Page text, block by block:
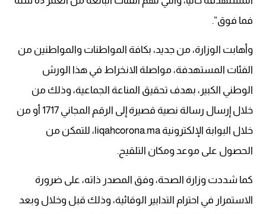
فما فوق”.
وأهابت الوزارة، من جديد، بكافة المواطنات والمواطنين من
الفئات المستهدفة، مواصلة الانخراط في هذا الورش
الوطني الكبير، بهدف تحقيق المناعة الجماعية، وذلك من
خلال إرسال رسالة نصية قصيرة إلى الرقم المجاني 1717 أو من
خلال البوابة الإلكترونية liqahcorona.ma، للتمكن من
الحصول على موعد ومكان التلقيح.
كما شددت وزارة الصحة، وفق المصدر ذاته، على ضرورة
الاستمرار في احترام التدابير الوقائية، وذلك قبل وخلال وبعد